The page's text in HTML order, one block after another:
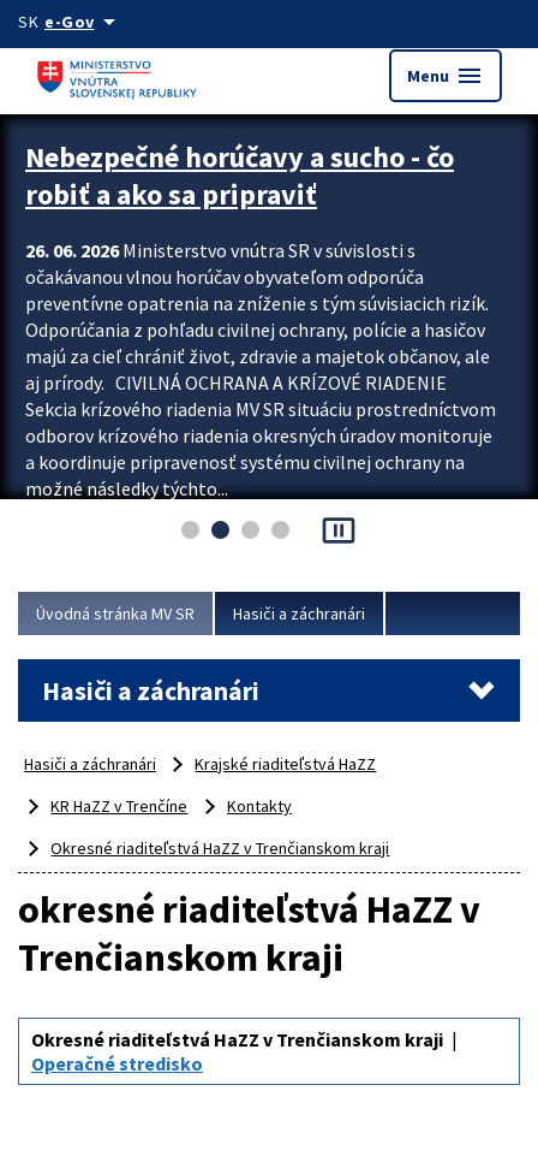
Preskocit na hlavný obsah
SK e-Govarrow_drop_down
Menu menu
Zastavit automatický posun upútavok
Nebezpečné horúčavy a sucho - čo
robiť a ako sa pripraviť
26. 06. 2026Ministerstvo vnútra SR v súvislosti s
očakávanou vlnou horúčav obyvateľom odporúča
preventívne opatrenia na zníženie s tým súvisiacich rizík.
Odporúčania z pohľadu civilnej ochrany, polície a hasičov
majú za cieľ chrániť život, zdravie a majetok občanov, ale
aj prírody. CIVILNÁ OCHRANA A KRÍZOVÉ RIADENIE
Sekcia krízového riadenia MV SR situáciu prostredníctvom
odborov krízového riadenia okresných úradov monitoruje
a koordinuje pripravenosť systému civilnej ochrany na
možné následky týchto...
pause_presentation
Úvodná stránka MV SR Hasiči a záchranári
Hasiči a záchranári
Hasiči a záchranári
Krajské riaditeľstvá HaZZ
KR HaZZ v Trenčíne
Kontakty
Okresné riaditeľstvá HaZZ v Trenčianskom kraji
okresné riaditeľstvá HaZZ v
Trenčianskom kraji
Okresné riaditeľstvá HaZZ v Trenčianskom kraji
Operačné stredisko